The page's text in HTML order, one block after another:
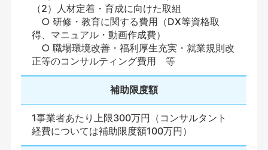
（2）人材定着・育成に向けた取組
○ 研修・教育に関する費用（DX等資格取
得、マニュアル・動画作成費）
○ 職場環境改善・福利厚生充実・就業規則改
正等のコンサルティング費用 等
補助限度額
1事業者あたり上限300万円（コンサルタント
経費については補助限度額100万円）